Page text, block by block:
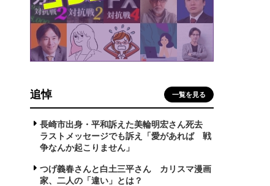
追悼 一覧を見る
長崎市出身・平和訴えた美輪明宏さん死去
ラストメッセージでも訴え「愛があれば 戦
争なんか起こりません」
つげ義春さんと白土三平さん カリスマ漫画
家、二人の「違い」とは？